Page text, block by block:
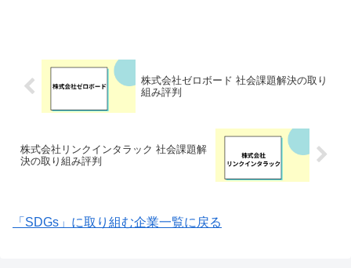
株式会社ゼロボード 社会課題解決の取り
組み評判
株式会社リンクインタラック 社会課題解
決の取り組み評判
「SDGs」に取り組む企業一覧に戻る